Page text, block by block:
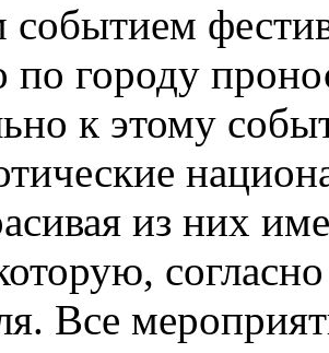
по городу
к этому
из них
Все